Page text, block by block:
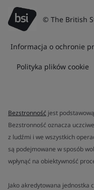
© The British
Informacja o ochronie
Polityka plików cookie
Bezstronność jest
Bezstronność oznacza
z ludźmi i we wszystkich
są podejmowane w sposób
wpłynąć na obiektywność
Jako akredytowana jednostka